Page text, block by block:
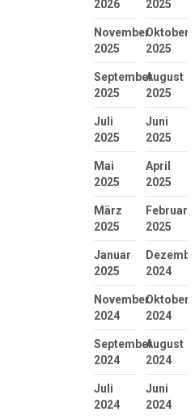
2026
2025
November
2025
Oktober
2025
September
2025
August
2025
Juli
2025
Juni
2025
Mai
2025
April
2025
März
2025
Februar
2025
Januar
2025
2024
November
2024
Oktober
2024
September
2024
August
2024
Juli
2024
Juni
2024